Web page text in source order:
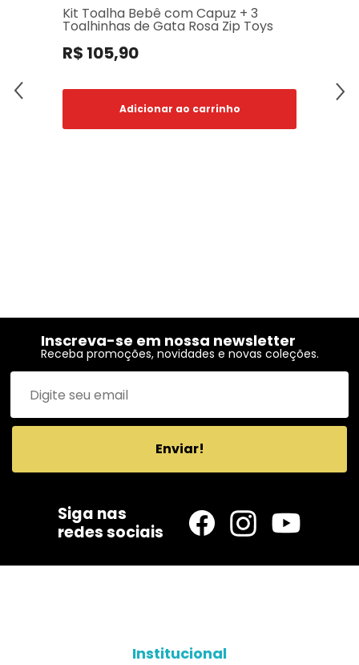
Kit Toalha Bebê com Capuz + 3
Toalhinhas de Gata Rosa Zip Toys
R$ 105,90
Adicionar ao carrinho
Inscreva-se em nossa newsletter
Receba promoções, novidades e novas coleções.
Enviar!
Siga nas
redes sociais
Institucional